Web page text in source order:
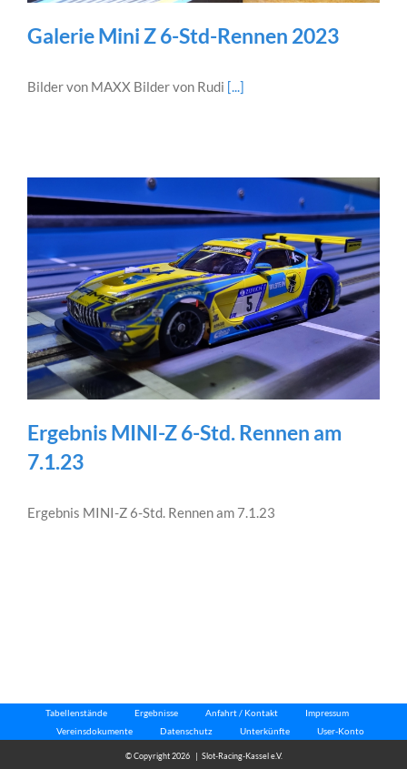
Galerie Mini Z 6-Std-Rennen 2023
Bilder von MAXX Bilder von Rudi [...]
Ergebnis MINI-Z 6-Std. Rennen am
7.1.23
Ergebnis MINI-Z 6-Std. Rennen am 7.1.23
Tabellenstände Ergebnisse Anfahrt / Kontakt
Impressum
Vereinsdokumente
Datenschutz Unterkünfte User-Konto
© Copyright2026 | Slot-Racing-Kassel e.V.